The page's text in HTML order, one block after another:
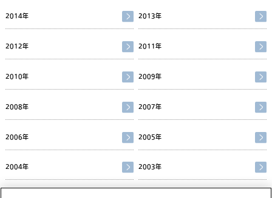
2014年 2013年
2012年 2011年
2010年 2009年
2008年 2007年
2006年 2005年
2004年 2003年